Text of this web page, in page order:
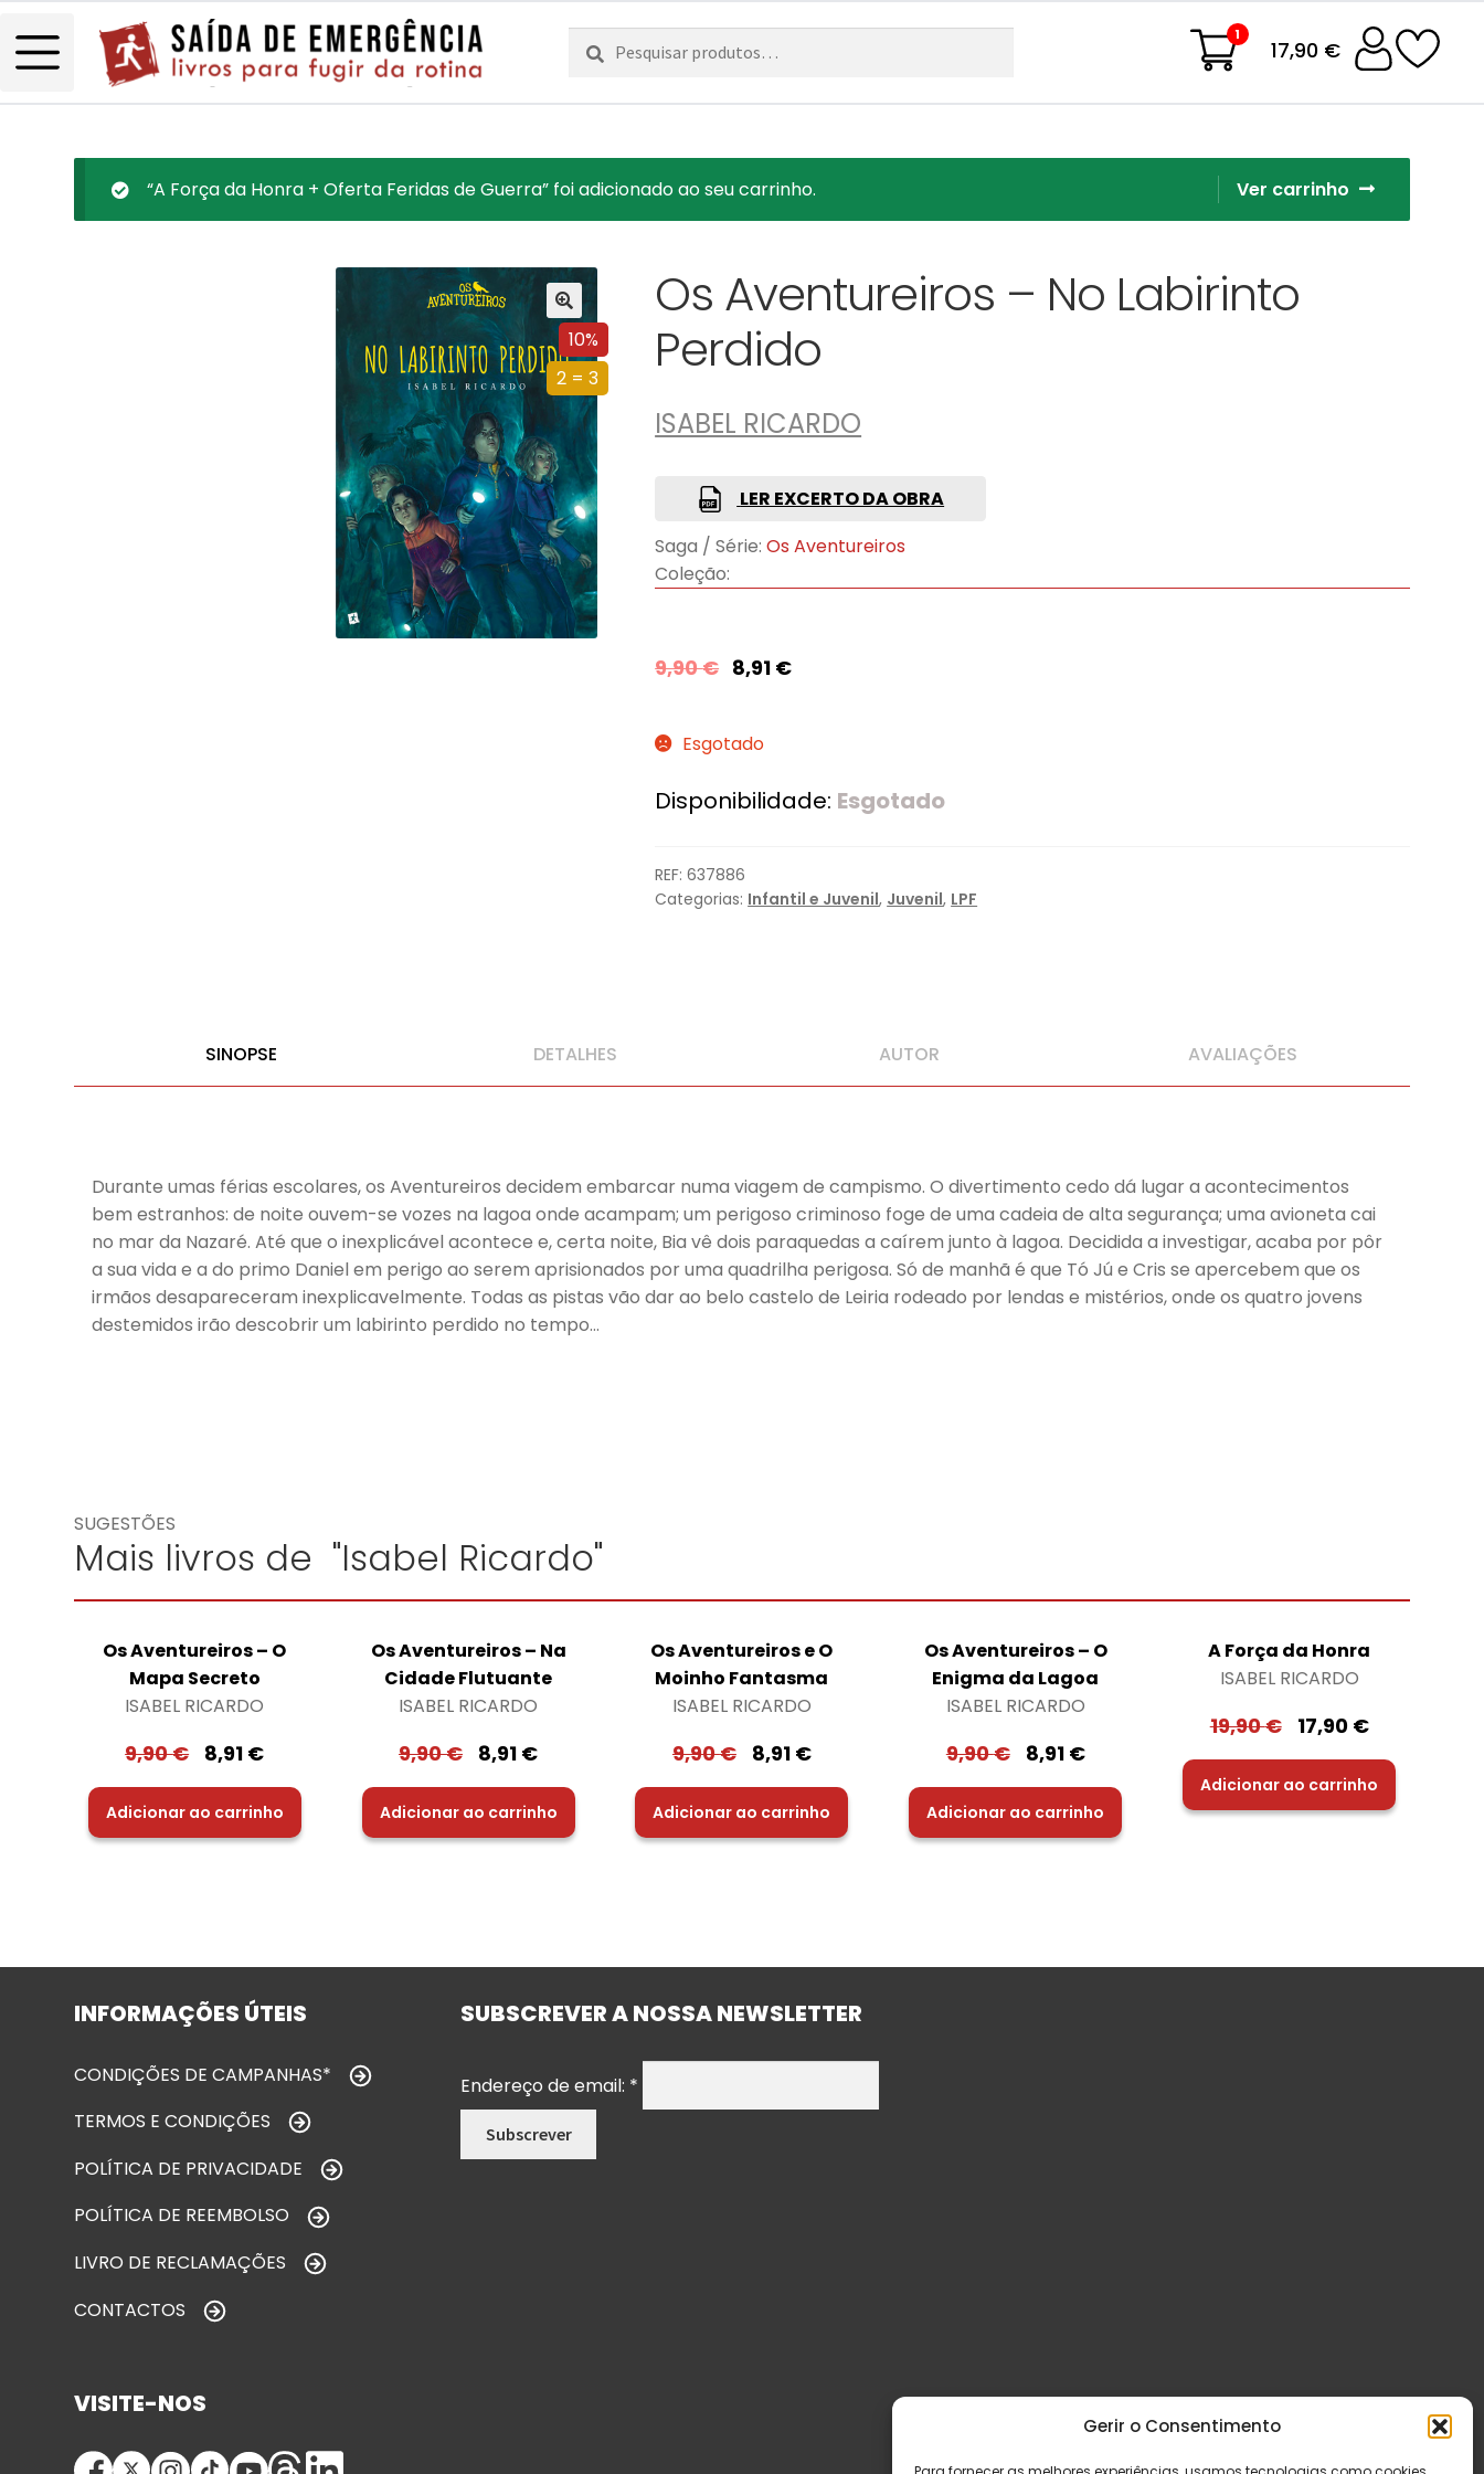
Gerir o Consentimento
Pesquisar
por:
Pesquisa 1
17,90 €
Ver carrinho
“A Força da Honra + Oferta Feridas de Guerra” foi adicionado ao seu carrinho.
10%
2 = 3
Os Aventureiros – No Labirinto
Perdido
ISABEL RICARDO
LER EXCERTO DA OBRA
Saga / Série: Os Aventureiros
Coleção:
9,90€ 8,91 €
Esgotado
Disponibilidade: Esgotado
REF:637886
Categorias: Infantil e Juvenil, Juvenil, LPF
SINOPSE DETALHES AUTOR AVALIAÇÕES
Durante umas férias escolares, os Aventureiros decidem embarcar numa viagem de campismo. O divertimento cedo dá lugar a acontecimentos
bem estranhos: de noite ouvem-se vozes na lagoa onde acampam; um perigoso criminoso foge de uma cadeia de alta segurança; uma avioneta cai
no mar da Nazaré. Até que o inexplicável acontece e, certa noite, Bia vê dois paraquedas a caírem junto à lagoa. Decidida a investigar, acaba por pôr
a sua vida e a do primo Daniel em perigo ao serem aprisionados por uma quadrilha perigosa. Só de manhã é que Tó Jú e Cris se apercebem que os
irmãos desapareceram inexplicavelmente. Todas as pistas vão dar ao belo castelo de Leiria rodeado por lendas e mistérios, onde os quatro jovens
destemidos irão descobrir um labirinto perdido no tempo…
SUGESTÕES
Mais livros de "Isabel Ricardo"
Os Aventureiros – O
Mapa Secreto
ISABEL RICARDO
9,90€ 8,91 €
Adicionar ao carrinho
Os Aventureiros – Na
Cidade Flutuante
ISABEL RICARDO
9,90€ 8,91 €
Adicionar ao carrinho
Os Aventureiros e O
Moinho Fantasma
ISABEL RICARDO
9,90€ 8,91 €
Adicionar ao carrinho
Os Aventureiros – O
Enigma da Lagoa
ISABEL RICARDO
9,90€ 8,91 €
Adicionar ao carrinho
A Força da Honra
ISABEL RICARDO
19,90€ 17,90 €
Adicionar ao carrinho
INFORMAÇÕES ÚTEIS
CONDIÇÕES DE CAMPANHAS*
TERMOS E CONDIÇÕES
POLÍTICA DE PRIVACIDADE
POLÍTICA DE REEMBOLSO
LIVRO DE RECLAMAÇÕES
CONTACTOS
SUBSCREVER A NOSSA NEWSLETTER
Endereço de email: *
VISITE-NOS